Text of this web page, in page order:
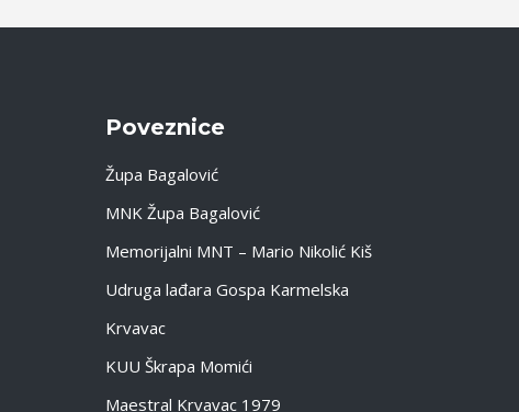
Poveznice
Župa Bagalović
MNK Župa Bagalović
Memorijalni MNT – Mario Nikolić Kiš
Udruga lađara Gospa Karmelska
Krvavac
KUU Škrapa Momići
Maestral Krvavac 1979